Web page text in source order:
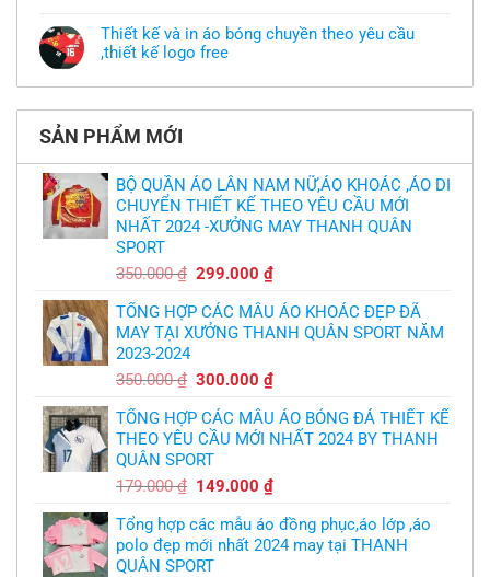
chưa
có
mẫu
thì
làm
khoác
theo
yêu
thiết
tại
TPHCM
bình
luận
ở
MU
thảm:
Hag
lại
trích
cầu
thủ,
thừa
nhận
sự
thật
chát
bầy
quỷ
nhỏ
Thiết kế và in áo bóng chuyền theo yêu cầu
,thiết kế logo free
có
luận
Thiết
và
in
áo
bóng
chuyền
theo
yêu
,thiết
free
SẢN PHẨM MỚI
BỘ QUẦN ÁO LÂN NAM NỮ,ÁO KHOÁC ,ÁO DI
CHUYỂN THIẾT KẾ THEO YÊU CẦU MỚI
NHẤT 2024 -XƯỞNG MAY THANH QUÂN
SPORT
350.000₫ Giá
là:
350.000 ₫.
299.000₫Giá
tại
là:
TỔNG HỢP CÁC MẪU ÁO KHOÁC ĐẸP ĐÃ
MAY TẠI XƯỞNG THANH QUÂN SPORT NĂM
2023-2024
350.000₫ Giá
là:
350.000 ₫.
300.000₫Giá
tại
là:
TỔNG HỢP CÁC MẪU ÁO BÓNG ĐÁ THIẾT KẾ
THEO YÊU CẦU MỚI NHẤT 2024 BY THANH
QUÂN SPORT
179.000₫ Giá
là:
179.000 ₫.
149.000₫Giá
tại
là:
Tổng hợp các mẫu áo đồng phục,áo lớp ,áo
polo đẹp mới nhất 2024 may tại THANH
QUÂN SPORT